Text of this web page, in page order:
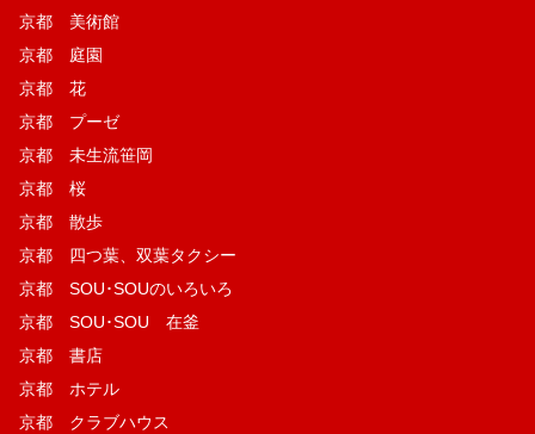
京都 美術館
京都 庭園
京都 花
京都 プーゼ
京都 未生流笹岡
京都 桜
京都 散歩
京都 四つ葉、双葉タクシー
京都 SOU･SOUのいろいろ
京都 SOU･SOU 在釜
京都 書店
京都 ホテル
京都 クラブハウス